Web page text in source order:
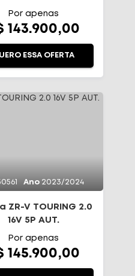
Por apenas
143.900,00
ESSA OFERTA
Ano 2023/2024
ZR-V TOURING 2.0
16V 5P AUT.
Por apenas
145.900,00